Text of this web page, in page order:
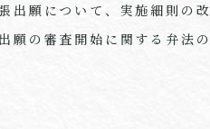
出願について、実施細則の改
願の審査開始に関する弁法の